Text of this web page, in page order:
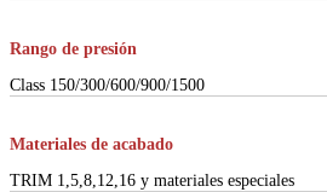
Rango de presión
Class 150/300/600/900/1500
Materiales de acabado
TRIM 1,5,8,12,16 y materiales especiales